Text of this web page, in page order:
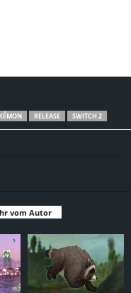
RELEASE SWITCH 2
vom Autor